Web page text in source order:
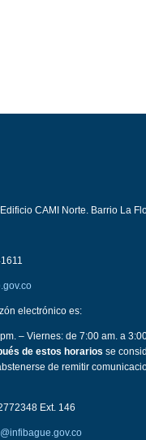
CAMI Norte. Barrio La
electrónico es:
– Viernes: de 7:00 am. a
de estos horarios se
abstenerse de remitir
Ext. 146